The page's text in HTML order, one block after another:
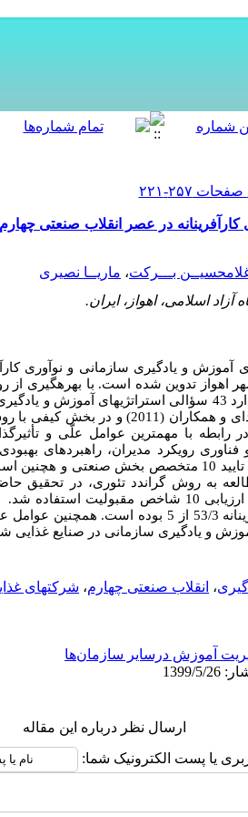
کارآفرینانه در عصر انقلاب صنعتی
بـــرکت، ماریــا نصیری
اسلامی، اهواز، ایران.
آموزش و یادگیری سازمانی و نوآوری
اهواز تدوین شده است. با بهره‏گیری
و در بخش کیفی با روش
رابطه با مهم­ترین عوامل علّی و
رویکرد مدیران، راهبردهای
مصاحبه بر اساس روایی صوری و محتوای و تایید 10
به روش گراندد تئوری، در تحقیق
مصاحبه، تحلیل اسناد و مشاهدات محقق و
یادگیری سازمانی 82/3 از 5 و نوآوری
و یادگیری سازمانی در صنایع غذایی
، انقلاب صنعتی چهارم، شرکت­های
آموزش درسایر سازمان‌ها
ارسال نظر درباره این مقاله
یا پست الکترونیک شما: